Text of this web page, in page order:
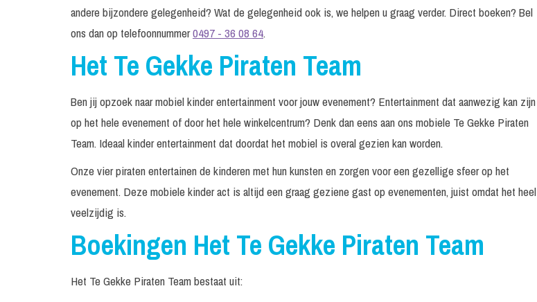
andere bijzondere gelegenheid? Wat de gelegenheid ook is, we helpen u graag verder. Direct boeken? Bel
ons dan op telefoonnummer0497 - 36 08 64.
Het Te Gekke Piraten Team
Ben jij opzoek naar mobiel kinder entertainment voor jouw evenement? Entertainment dat aanwezig kan zijn
op het hele evenement of door het hele winkelcentrum? Denk dan eens aan ons mobiele Te Gekke Piraten
Team. Ideaal kinder entertainment dat doordat het mobiel is overal gezien kan worden.
Onze vier piraten entertainen de kinderen met hun kunsten en zorgen voor een gezellige sfeer op het
evenement. Deze mobiele kinder act is altijd een graag geziene gast op evenementen, juist omdat het heel
veelzijdig is.
Boekingen Het Te Gekke Piraten Team
Het Te Gekke Piraten Team bestaat uit: